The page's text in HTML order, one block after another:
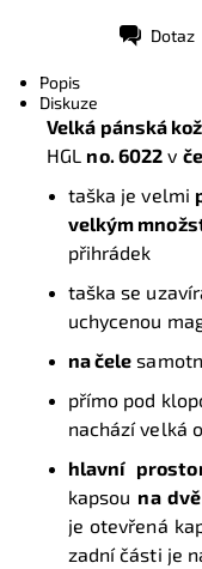
Dotaz
Popis
Diskuze
Velká pánská
HGL no. 6022 v
taška je velmi
velkým
přihrádek
taška se
uchycenou
na čele
přímo pod
nachází velká
hlavní
kapsou na
je otevřená
zadní části je